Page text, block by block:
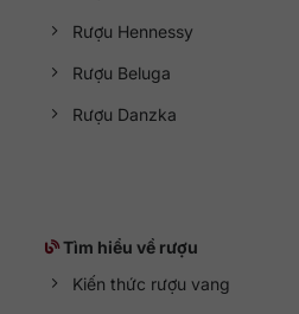
Rượu Hennessy
Rượu Beluga
Rượu Danzka
Tìm hiểu về rượu
Kiến thức rượu vang